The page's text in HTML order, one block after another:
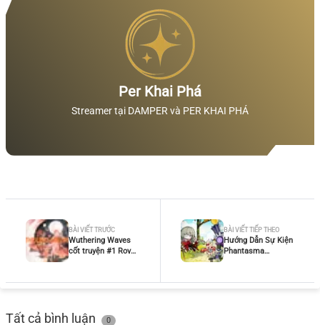
Per Khai Phá
Streamer tại DAMPER và PER KHAI PHÁ
BÀI VIẾT TRƯỚC
Wuthering Waves
cốt truyện #1 Rover
BÀI VIẾT TIẾP THEO
Hướng Dẫn Sự Kiện
Phantasma
Dreamland
Cách Chơi, Phần
Tất cả bình luận 0